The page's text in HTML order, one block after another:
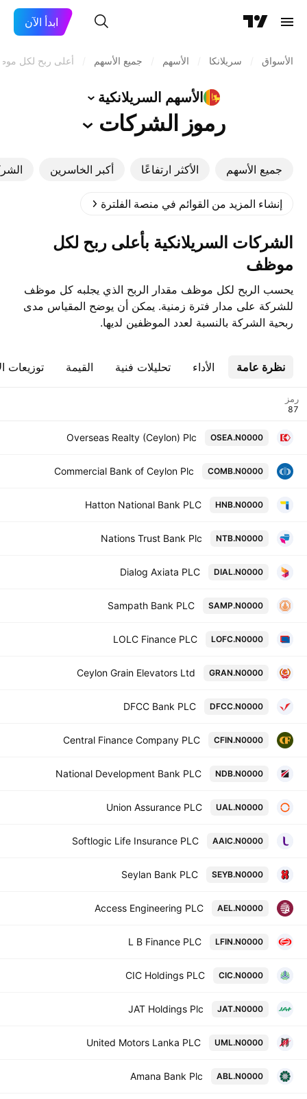
ابدأ الآن
الأسواق سريلانكا الأسهم جميع الأسهم أعلى ربح لكل
الأسهم السريلانكية
رموز الشركات
جميع الأسهم الأكثر ارتفاعًا أكبر الخاسرين
إنشاء المزيد من القوائم في منصة الفلترة
موظف
يحسب الربح لكل موظف مقدار الربح الذي يجلبه كل موظف
للشركة على مدار فترة زمنية. يمكن أن يوضح المقياس مدى
ربحية الشركة بالنسبة لعدد الموظفين لديها.
نظرة عامة الأداء تحليلات فنية القيمة توزيعات
رمز
OSEA.N0000
Overseas Realty (Ceylon) Plc
COMB.N0000
Commercial Bank of Ceylon Plc
HNB.N0000
Hatton National Bank PLC
NTB.N0000
Nations Trust Bank Plc
DIAL.N0000
Dialog Axiata PLC
SAMP.N0000
Sampath Bank PLC
LOFC.N0000
LOLC Finance PLC
GRAN.N0000
Ceylon Grain Elevators Ltd
DFCC.N0000
DFCC Bank PLC
CFIN.N0000
Central Finance Company PLC
NDB.N0000
National Development Bank PLC
UAL.N0000
Union Assurance PLC
AAIC.N0000
Softlogic Life Insurance PLC
SEYB.N0000
Seylan Bank PLC
AEL.N0000
Access Engineering PLC
LFIN.N0000
L B Finance PLC
CIC.N0000
CIC Holdings PLC
JAT.N0000
JAT Holdings Plc
UML.N0000
United Motors Lanka PLC
ABL.N0000
Amana Bank Plc